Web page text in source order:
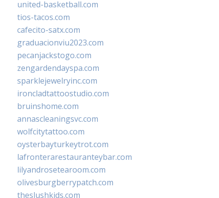
united-basketball.com
tios-tacos.com
cafecito-satx.com
graduacionviu2023.com
pecanjackstogo.com
zengardendayspa.com
sparklejewelryinc.com
ironcladtattoostudio.com
bruinshome.com
annascleaningsvc.com
wolfcitytattoo.com
oysterbayturkeytrot.com
lafronterarestauranteybar.com
lilyandrosetearoom.com
olivesburgberrypatch.com
theslushkids.com